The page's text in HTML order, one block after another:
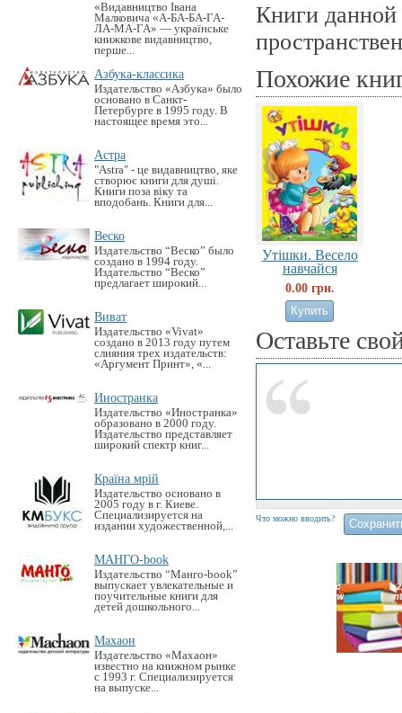
«Видавництво Івана
Малковича «А-БА-БА-ГА-
ЛА-МА-ГА» — українське
книжкове видавництво,
перше...
Азбука-классика
Издательство «Азбука» было
основано в Санкт-
Петербурге в 1995 году. В
настоящее время это...
Астра
"Astra" - це видавництво, яке
створює книги для душі.
Книги поза віку та
вподобань. Книги для...
Веско
Издательство “Веско” было
создано в 1994 году.
Издательство “Веско”
предлагает широкий...
Виват
Издательство «Vivat»
создано в 2013 году путем
слияния трех издательств:
«Аргумент Принт», «...
Иностранка
Издательство «Иностранка»
образовано в 2000 году.
Издательство представляет
широкий спектр книг...
Країна мрій
Издательство основано в
2005 году в г. Киеве.
Специализируется на
издании художественной,...
МАНГО-book
Издательство “Манго-book”
выпускает увлекательные и
поучительные книги для
детей дошкольного...
Махаон
Издательство «Махаон»
известно на книжном рынке
с 1993 г. Специализируется
на выпуске...
Книги данной
Похожие
Утішки. Весело
навчайся
0.00 грн.
Оставьте
Что можно вводить?